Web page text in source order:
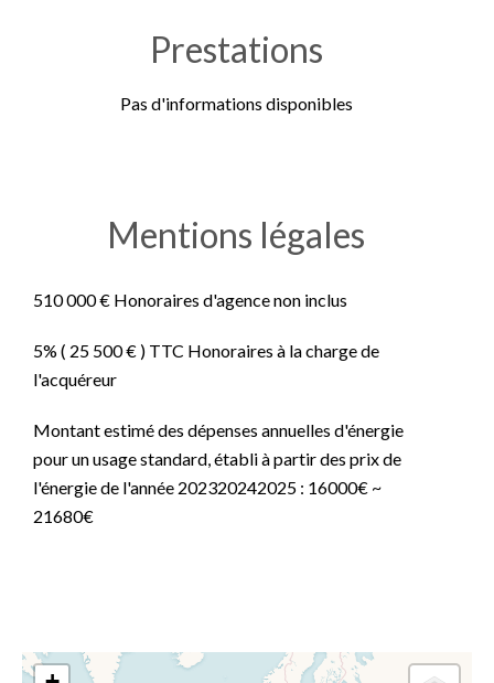
Prestations
Pas d'informations disponibles
Mentions légales
510 000 € Honoraires d'agence non inclus
5% ( 25 500 € ) TTC Honoraires à la charge de
l'acquéreur
Montant estimé des dépenses annuelles d'énergie
pour un usage standard, établi à partir des prix de
l'énergie de l'année 202320242025 : 16000€ ~
21680€